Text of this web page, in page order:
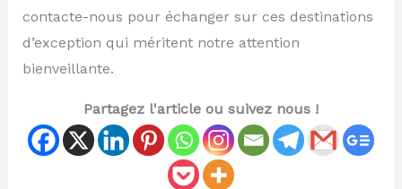
contacte-nous pour échanger sur ces destinations
d’exception qui méritent notre attention
bienveillante.
Partagez l'article ou suivez nous !